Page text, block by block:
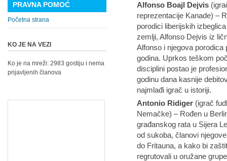
Alfonso Boajl Dejvis
reprezentacije Kanade) –
porodici liberijskih
zemlji, Alfonso Dejvis iz
Alfonso i njegova
godina. Uprkos teškom
disciplini postao je
godinu dana kasnije
najmlađi igrač u istoriji.
Antonio Ridiger (igrač
Nemačke) – Rođen u
građanskog rata u Sijera
od sukoba, članovi
do Fritauna, a kako bi
regrutovali u oružane
PRAVNA POMOĆ
Početna strana
KO JE NA VEZI
Ko je na mreži: 2983 gostiju i nema
prijavljenih članova